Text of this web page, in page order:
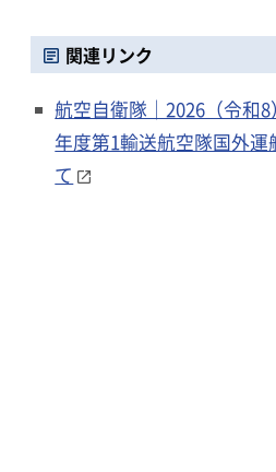
関連リンク
航空自衛隊｜2026（令和
年度第1輸送航空隊国外
て